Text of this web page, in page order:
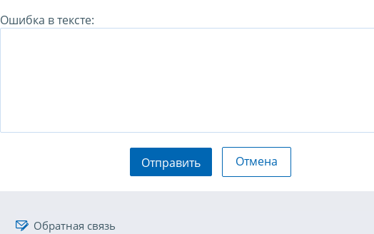
Ошибка в тексте:
Отправить Отмена
Обратная связь